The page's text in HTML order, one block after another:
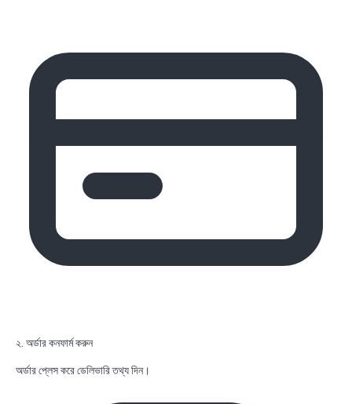
২. অর্ডার কনফার্ম করুন
অর্ডার প্লেস করে ডেলিভারি তথ্য দিন।